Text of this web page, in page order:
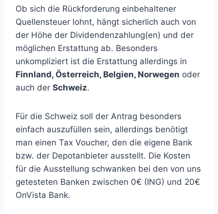
Ob sich die Rückforderung einbehaltener
Quellensteuer lohnt, hängt sicherlich auch von
der Höhe der Dividendenzahlung(en) und der
möglichen Erstattung ab. Besonders
unkompliziert ist die Erstattung allerdings in
Finnland, Österreich, Belgien, Norwegen oder
auch der Schweiz.
Für die Schweiz soll der Antrag besonders
einfach auszufüllen sein, allerdings benötigt
man einen Tax Voucher, den die eigene Bank
bzw. der Depotanbieter ausstellt. Die Kosten
für die Ausstellung schwanken bei den von uns
getesteten Banken zwischen 0€ (ING) und 20€
OnVista Bank.